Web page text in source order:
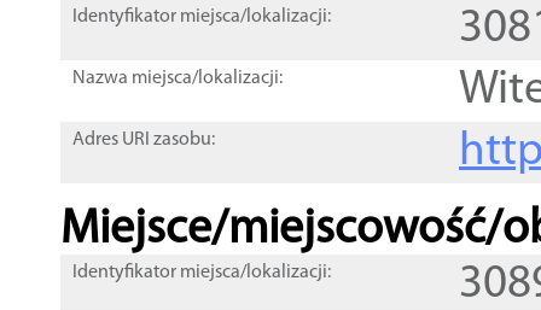
Identyfikator miejsca/lokalizacji:
Nazwa miejsca/lokalizacji:
Adres URI zasobu:
Miejsce/miejscowość/
Identyfikator miejsca/lokalizacji: